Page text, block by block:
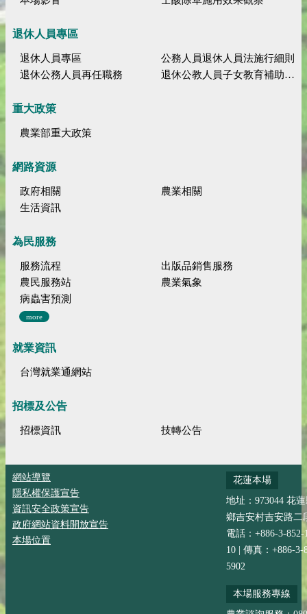
退休人員專區
退休人員專區
公務人員退休人員法施行細則
退休公務人員再任職務
退休公教人員子女教育補助規定
重大政策
農業部重大政策
網路資源
政府相關
農業相關
生活資訊
為民服務
服務流程
出版品銷售服務
農民服務站
農業氣象
病蟲害預測
more
就業資訊
台灣就業通網站
招標及公告
招標資訊 技轉公告
網站導覽
隱私權保護宣告
資訊安全政策宣告
政府網站資料開放宣告
本場位置
花蓮本場
地址：973044 花
鄉吉安村吉安路二
電話：+886-3-852-
10 | 傳真：+886-3-
5902
本場服務專線